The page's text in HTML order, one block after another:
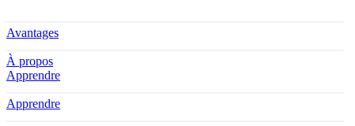
Avantages
À propos
Apprendre
Apprendre